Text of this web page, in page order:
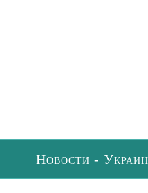
Новости -